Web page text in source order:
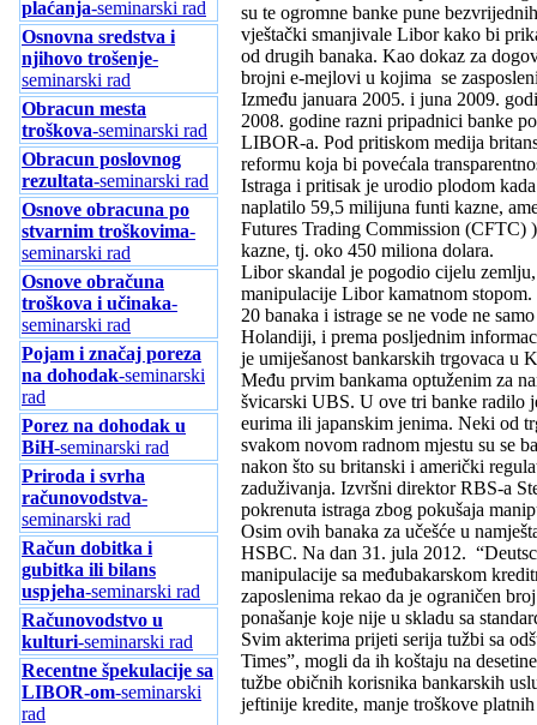
plaćanja-seminarski rad
Osnovna sredstva i
njihovo trošenje-
seminarski rad
Obracun mesta
troškova-seminarski rad
Obracun poslovnog
rezultata-seminarski rad
Osnove obracuna po
stvarnim troškovima-
seminarski rad
Osnove obračuna
troškova i učinaka-
seminarski rad
Pojam i značaj poreza
na dohodak-seminarski
rad
Porez na dohodak u
BiH-seminarski rad
Priroda i svrha
računovodstva-
seminarski rad
Račun dobitka i
gubitka ili bilans
uspjeha-seminarski rad
Računovodstvo u
kulturi-seminarski rad
Recentne špekulacije sa
LIBOR-om-seminarski
rad
su te ogromne banke pune
vještački smanjivale Libor kako bi
od drugih banaka. Kao dokaz za
brojni e-mejlovi u kojima se
Između januara 2005. i juna 2009.
2008. godine razni pripadnici banke
LIBOR-a. Pod pritiskom medija
reformu koja bi povećala
Istraga i pritisak je urodio plodom
naplatilo 59,5 milijuna funti kazne,
Futures Trading Commission (CFTC)
kazne, tj. oko 450 miliona dolara.
Libor skandal je pogodio cijelu
manipulacije Libor kamatnom
20 banaka i istrage se ne vode ne
Holandiji, i prema posljednim
je umiješanost bankarskih trgovaca
Među prvim bankama optuženim za
švicarski UBS. U ove tri banke radilo
eurima ili japanskim jenima. Neki od
svakom novom radnom mjestu su se
nakon što su britanski i američki
zaduživanja. Izvršni direktor RBS-a
pokrenuta istraga zbog pokušaja
Osim ovih banaka za učešće u
HSBC. Na dan 31. jula 2012.
manipulacije sa međubakarskom
zaposlenima rekao da je ograničen
ponašanje koje nije u skladu sa
Svim akterima prijeti serija tužbi sa
Times”, mogli da ih koštaju na
tužbe običnih korisnika bankarskih
jeftinije kredite, manje troškove